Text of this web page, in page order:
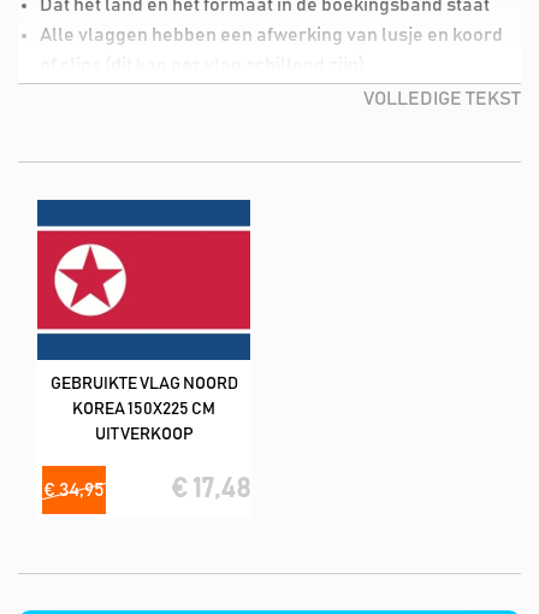
Dat het land en het formaat in de boekingsband staat
Alle vlaggen hebben een afwerking van lusje en koord
Lichte vlekjes in de vlag (deze kan je dmv de wasmiddel,
Deze tweedehands vlaggen hebben wij in de volgende formaat
150x225 cm
VOLLEDIGE TEKST
GEBRUIKTE VLAG NOORD
KOREA 150X225 CM
UITVERKOOP
€ 34,95 € 17,48